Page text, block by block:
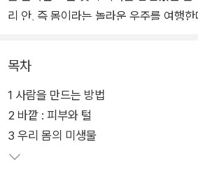
리 안, 즉 몸이라는 놀라운 우주를 여행
요한 진실들을 선별하는 탁월한 통찰력
의 모든 부분들을 쉽고 흥미롭게 설명한다.
경이로운 우리 몸에 대한 찬사이자 몸을
들이 알아야 할 사항들을 상세히 설명한
끔은 잘못된 사용으로 스스로를 망치고
목차
1 사람을 만드는 방법
2 바깥 : 피부와 털
3 우리 몸의 미생물